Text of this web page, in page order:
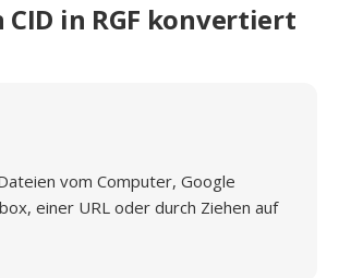
CID in RGF konvertiert
vom Computer, Google
einer URL oder durch Ziehen auf